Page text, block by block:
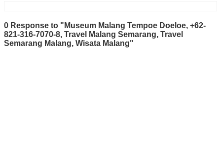
0 Response to "Museum Malang Tempoe Doeloe, +62-
821-316-7070-8, Travel Malang Semarang, Travel
Semarang Malang, Wisata Malang"